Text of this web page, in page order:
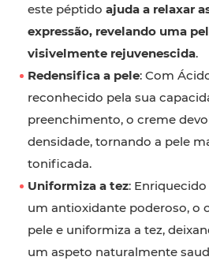
este péptido ajuda a relaxar
expressão, revelando uma
visivelmente rejuvenescida.
Redensifica a pele: Com
reconhecido pela sua
preenchimento, o creme
densidade, tornando a pele
tonificada.
Uniformiza a tez:
um antioxidante poderoso, o
pele e uniformiza a tez,
um aspeto naturalmente